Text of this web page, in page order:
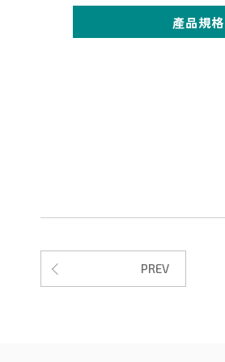
產品規格
PREV